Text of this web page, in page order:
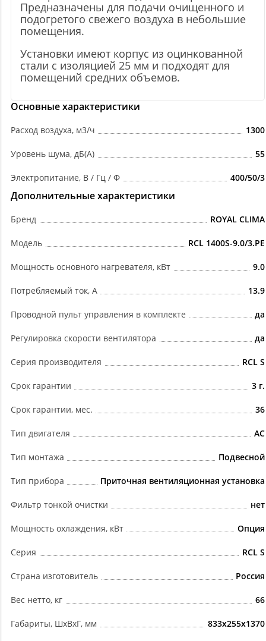
Предназначены для подачи очищенного и
подогретого свежего воздуха в небольшие
помещения.
Установки имеют корпус из оцинкованной
стали с изоляцией 25 мм и подходят для
помещений средних объемов.
Основные характеристики
Расход воздуха, м3/ч 1300
Уровень шума, дБ(А) 55
Электропитание, В / Гц / Ф 400/50/3
Дополнительные характеристики
Бренд ROYAL CLIMA
Модель RCL 1400S-9.0/3.PE
Мощность основного нагревателя, кВт 9.0
Потребляемый ток, А 13.9
Проводной пульт управления в комплекте да
Регулировка скорости вентилятора да
Серия производителя RCL S
Срок гарантии 3 г.
Срок гарантии, мес. 36
Тип двигателя AC
Тип монтажа Подвесной
Тип прибора Приточная вентиляционная установка
Фильтр тонкой очистки нет
Мощность охлаждения, кВт Опция
Серия RCL S
Страна изготовитель Россия
Вес нетто, кг 66
Габариты, ШxВxГ, мм 833x255x1370